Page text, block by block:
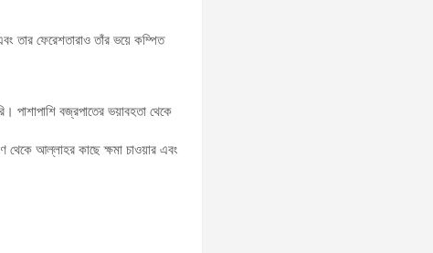
তার ফেরেশতারাও তাঁর ভয়ে কম্পিত
পাশাপাশি বজ্রপাতের ভয়াবহতা থেকে
আল্লাহর কাছে ক্ষমা চাওয়ার এবং